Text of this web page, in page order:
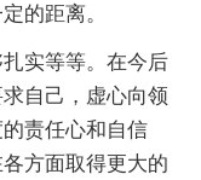
的距离。
实等等。在今后
自己，虚心向领
责任心和自信
方面取得更大的